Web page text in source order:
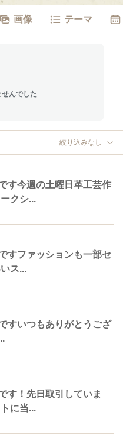
画像 テーマ
んでした
絞り込みなし
す今週の土曜日革工芸作
クシ...
すファッションも一部セ
ス...
すいつもありがとうござ
す！先日取引していま
に当...